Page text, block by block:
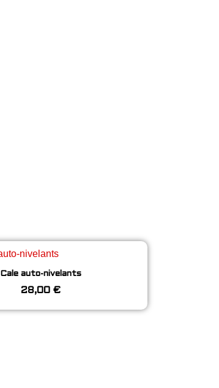
Aperçu rapide
Cale auto-nivelants
28,00 €